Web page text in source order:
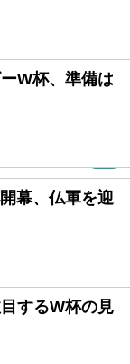
W杯、準備は
幕、仏軍を迎
するW杯の見